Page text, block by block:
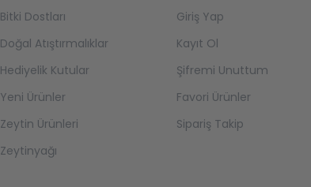
Bitki Dostları
Doğal Atıştırmalıklar
Hediyelik Kutular
Yeni Ürünler
Zeytin Ürünleri
Zeytinyağı
Giriş Yap
Kayıt Ol
Şifremi Unuttum
Favori Ürünler
Sipariş Takip